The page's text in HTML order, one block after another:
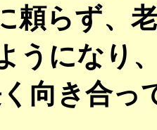
頼らず、
うになり
向き合っ